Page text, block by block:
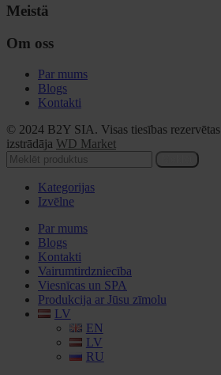
Meistä
Om oss
Par mums
Blogs
Kontakti
© 2024 B2Y SIA. Visas tiesības rezervētas
izstrādāja WD Market
Kategorijas
Izvēlne
Par mums
Blogs
Kontakti
Vairumtirdzniecība
Viesnīcas un SPA
Produkcija ar Jūsu zīmolu
LV
EN
LV
RU